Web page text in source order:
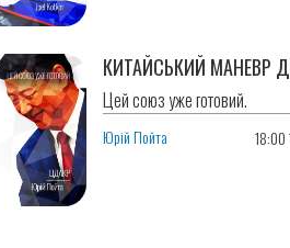
КИТАЙСЬКИЙ МАНЕВР
Цей союз уже готовий.
Юрій Пойта